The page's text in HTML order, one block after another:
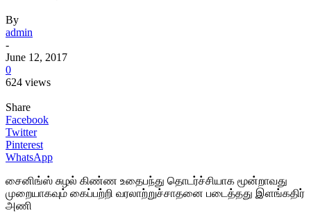
By
admin
-
June 12, 2017
0
624 views
Share
Facebook
Twitter
Pinterest
WhatsApp
சைனிங்ஸ் சுழல் கிண்ண உதைபந்து தொடர்ச்சியாக மூன்றாவது
முறையாகவும் கைப்பற்றி வரலாற்றுச்சாதனை படைத்தது இளங்கதிர்
அணி